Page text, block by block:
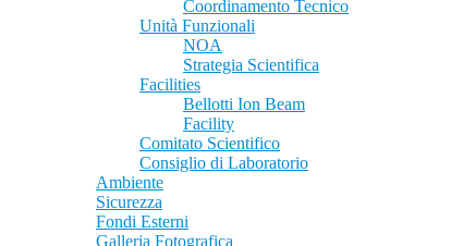
Coordinamento Tecnico
Unità Funzionali
NOA
Strategia Scientifica
Facilities
Bellotti Ion Beam
Facility
Comitato Scientifico
Consiglio di Laboratorio
Ambiente
Sicurezza
Fondi Esterni
Galleria Fotografica